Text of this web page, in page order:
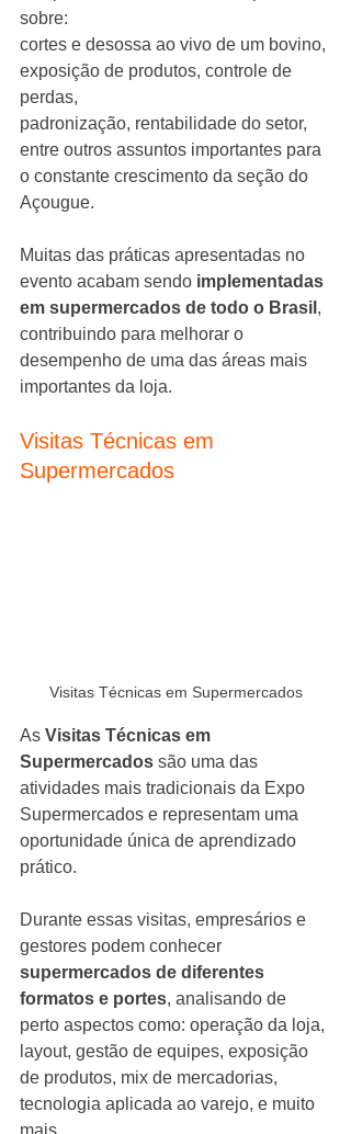
sobre:
cortes e desossa ao vivo de um bovino,
exposição de produtos, controle de
perdas,
padronização, rentabilidade do setor,
entre outros assuntos importantes para
o constante crescimento da seção do
Açougue.
Muitas das práticas apresentadas no
evento acabam sendo implementadas
em supermercados de todo o Brasil ,
contribuindo para melhorar o
desempenho de uma das áreas mais
importantes da loja.
Visitas Técnicas em
Supermercados
Visitas Técnicas em Supermercados
As Visitas Técnicas em
Supermercados são uma das
atividades mais tradicionais da Expo
Supermercados e representam uma
oportunidade única de aprendizado
prático.
Durante essas visitas, empresários e
gestores podem conhecer
supermercados de diferentes
formatos e portes, analisando de
perto aspectos como: operação da loja,
layout, gestão de equipes, exposição
de produtos, mix de mercadorias,
tecnologia aplicada ao varejo, e muito